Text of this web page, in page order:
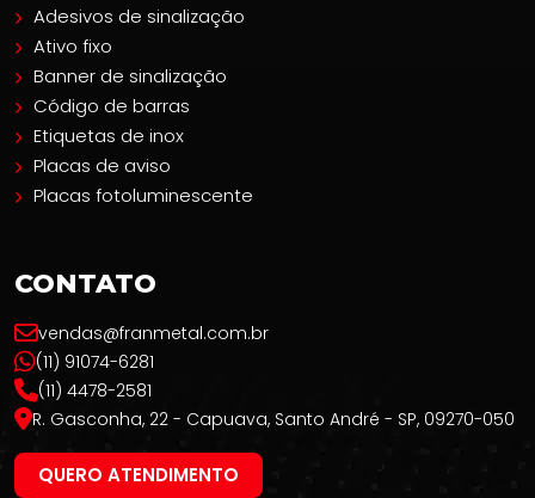
Adesivos de sinalização
Ativo fixo
Banner de sinalização
Código de barras
Etiquetas de inox
Placas de aviso
Placas fotoluminescente
CONTATO
vendas@franmetal.com.br
(11) 91074-6281
(11) 4478-2581
R. Gasconha, 22 - Capuava, Santo André - SP, 09270-050
QUERO ATENDIMENTO